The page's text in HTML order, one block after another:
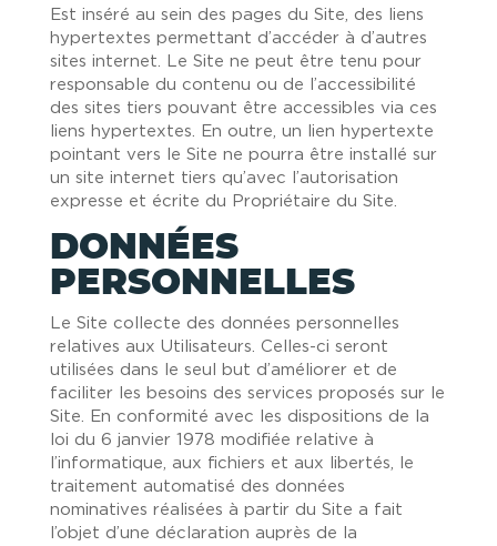
Est inséré au sein des pages du Site, des liens
hypertextes permettant d’accéder à d’autres
sites internet. Le Site ne peut être tenu pour
responsable du contenu ou de l’accessibilité
des sites tiers pouvant être accessibles via ces
liens hypertextes. En outre, un lien hypertexte
pointant vers le Site ne pourra être installé sur
un site internet tiers qu’avec l’autorisation
expresse et écrite du Propriétaire du Site.
DONNÉES
PERSONNELLES
Le Site collecte des données personnelles
relatives aux Utilisateurs. Celles-ci seront
utilisées dans le seul but d’améliorer et de
faciliter les besoins des services proposés sur le
Site. En conformité avec les dispositions de la
loi du 6 janvier 1978 modifiée relative à
l’informatique, aux fichiers et aux libertés, le
traitement automatisé des données
nominatives réalisées à partir du Site a fait
l’objet d’une déclaration auprès de la